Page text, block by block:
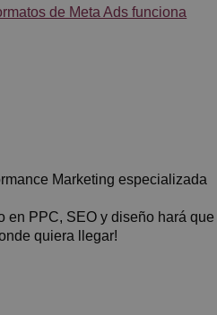
de Meta Ads funciona
Marketing especializada
en PPC, SEO y diseño hará que
quiera llegar!